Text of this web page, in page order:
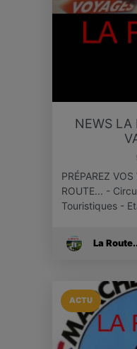
NEWS LA
PRÉPAREZ
ROUTE... -
Touristiques -
La
ACTU